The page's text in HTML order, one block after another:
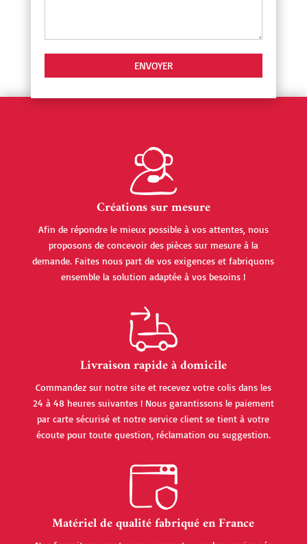
Créations sur mesure
Afin de répondre le mieux possible à vos attentes, nous
proposons de concevoir des pièces sur mesure à la
demande. Faites nous part de vos exigences et fabriquons
ensemble la solution adaptée à vos besoins !
Livraison rapide à domicile
Commandez sur notre site et recevez votre colis dans les
24 à 48 heures suivantes ! Nous garantissons le paiement
par carte sécurisé et notre service client se tient à votre
écoute pour toute question, réclamation ou suggestion.
Matériel de qualité fabriqué en France